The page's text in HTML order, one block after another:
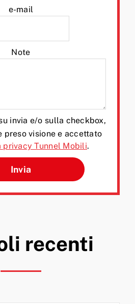
e-mail
Note
invia e/o sulla checkbox,
preso visione e accettato
privacy Tunnel Mobili.
Si prega di lasciare vuoto
recenti